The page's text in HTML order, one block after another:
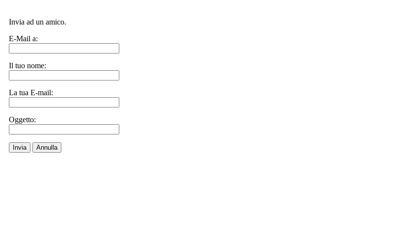
Invia ad un amico.
E-Mail a:
Il tuo nome:
La tua E-mail:
Oggetto:
Invia Annulla